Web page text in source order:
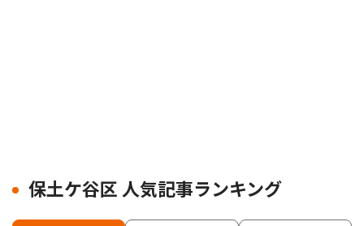
保土ケ谷区 人気記事ランキング